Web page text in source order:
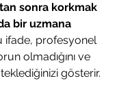
sonra korkmak
bir uzmana
ifade, profesyonel
olmadığını ve
gösterir.